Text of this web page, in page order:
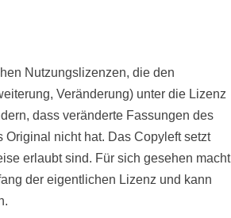
Nutzungslizenzen, die den
Veränderung) unter die Lizenz
dass veränderte Fassungen des
nicht hat. Das Copyleft setzt
erlaubt sind. Für sich gesehen macht
der eigentlichen Lizenz und kann